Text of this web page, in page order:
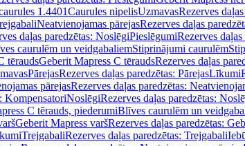
1.4401Caurules nipelisUzmavasRezerves
Neatvienojamas pārejasRezerves daļas
daļas paredzētas: NoslēgiPieslēgumiRezerves
caurulēm un veidgabaliemStiprinājumi caurulēm
tēraudsGeberit Mapress C tēraudsRezerves daļas
PārejasRezerves daļas paredzētas: PārejasLīkumi
pārejasRezerves daļas paredzētas:
KompensatoriNoslēgiRezerves daļas paredzētas:
C tērauds, piederumiBlīves caurulēm un
Geberit Mapress varšRezerves daļas paredzētas:
TrejgabaliRezerves daļas paredzētas: Trejgabali